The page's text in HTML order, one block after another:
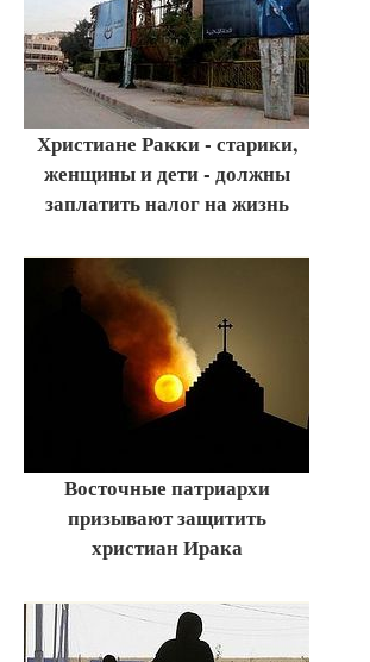
Христиане Ракки - старики,
женщины и дети - должны
заплатить налог на жизнь
Восточные патриархи
призывают защитить
христиан Ирака